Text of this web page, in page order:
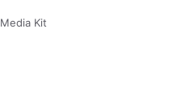
Media Kit